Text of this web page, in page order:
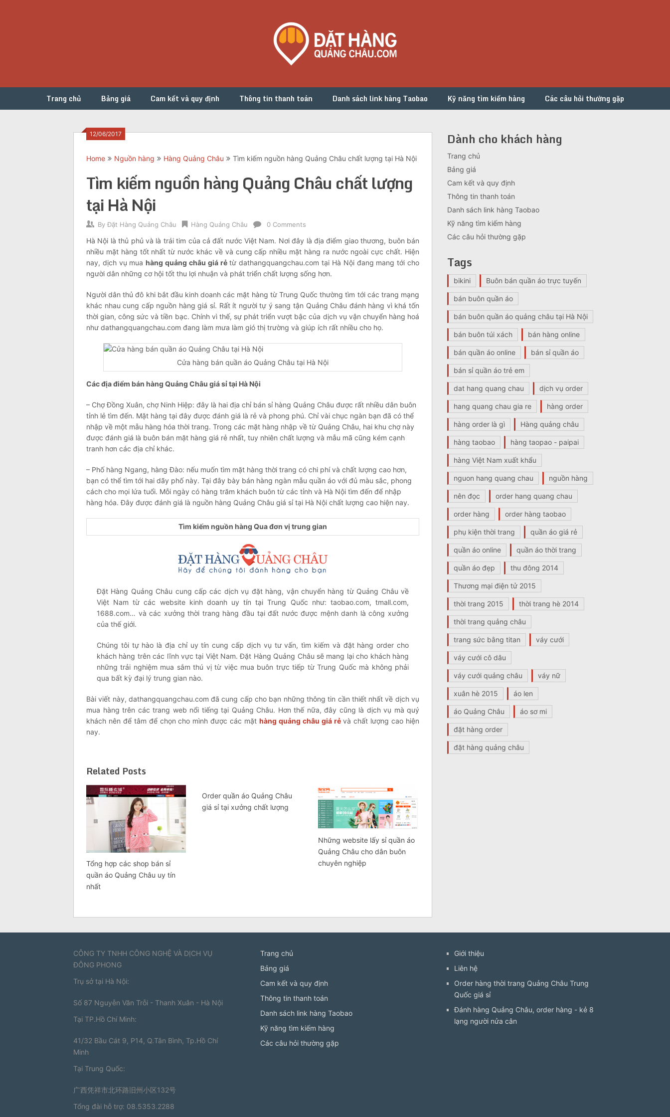
Trang chủ Bảng giá Cam kết và quy định Thông tin thanh toán Danh sách link hàng Taobao Kỹ năng tìm kiếm hàng Các câu hỏi thường gặp
12/06/2017
Home Nguồn hàng Hàng Quảng Châu Tìm kiếm nguồn hàng Quảng Châu chất lượng tại Hà Nội
Tìm kiếm nguồn hàng Quảng Châu chất lượng
tại Hà Nội
By Đặt Hàng Quảng Châu Hàng Quảng Châu 0 Comments
Hà Nội là thủ phủ và là trái tim của cả đất nước Việt Nam. Nơi đây là địa điểm giao thương, buôn bán
nhiều mặt hàng tốt nhất từ nước khác về và cung cấp nhiều mặt hàng ra nước ngoài cực chất. Hiện
nay, dịch vụ muahàng quảng châu giá rẻtừ dathangquangchau.com tại Hà Nội đang mang tới cho
người dân những cơ hội tốt thu lợi nhuận và phát triển chất lượng sống hơn.
Người dân thủ đô khi bắt đầu kinh doanh các mặt hàng từ Trung Quốc thường tìm tới các trang mạng
khác nhau cung cấp nguồn hàng giá sỉ. Rất ít người tự ý sang tận Quảng Châu đánh hàng vì khá tốn
thời gian, công sức và tiền bạc. Chính vì thế, sự phát triển vượt bậc của dịch vụ vận chuyển hàng hoá
như dathangquangchau.com đang làm mưa làm gió thị trường và giúp ích rất nhiều cho họ.
Cửa hàng bán quần áo Quảng Châu tại Hà Nội
Các địa điểm bán hàng Quảng Châu giá sỉ tại Hà Nội
– Chợ Đồng Xuân, chợ Ninh Hiệp: đây là hai địa chỉ bán sỉ hàng Quảng Châu được rất nhiều dân buôn
tỉnh lẻ tìm đến. Mặt hàng tại đây được đánh giá là rẻ và phong phú. Chỉ vài chục ngàn bạn đã có thể
nhập về một mẫu hàng hóa thời trang. Trong các mặt hàng nhập về từ Quảng Châu, hai khu chợ này
được đánh giá là buôn bán mặt hàng giá rẻ nhất, tuy nhiên chất lượng và mẫu mã cũng kém cạnh
tranh hơn các địa chỉ khác.
– Phố hàng Ngang, hàng Đào: nếu muốn tìm mặt hàng thời trang có chi phí và chất lượng cao hơn,
bạn có thể tìm tới hai dãy phố này. Tại đây bày bán hàng ngàn mẫu quần áo với đủ màu sắc, phong
cách cho mọi lứa tuổi. Mỗi ngày có hàng trăm khách buôn từ các tỉnh và Hà Nội tìm đến để nhập
hàng hóa. Đây được đánh giá là nguồn hàng Quảng Châu giá sỉ tại Hà Nội chất lượng cao hiện nay.
Tìm kiếm nguồn hàng Qua đơn vị trung gian
Đặt Hàng Quảng Châu cung cấp các dịch vụ đặt hàng, vận chuyển hàng từ Quảng Châu về
Việt Nam từ các website kinh doanh uy tín tại Trung Quốc như: taobao.com, tmall.com,
1688.com… và các xưởng thời trang hàng đầu tại đất nước được mệnh danh là công xưởng
của thế giới.
Chúng tôi tự hào là địa chỉ uy tín cung cấp dịch vụ tư vấn, tìm kiếm và đặt hàng order cho
khách hàng trên các lĩnh vực tại Việt Nam. Đặt Hàng Quảng Châu sẽ mang lại cho khách hàng
những trải nghiệm mua sắm thú vị từ việc mua buôn trực tiếp từ Trung Quốc mà không phải
qua bất kỳ đại lý trung gian nào.
Bài viết này, dathangquangchau.com đã cung cấp cho bạn những thông tin cần thiết nhất về dịch vụ
mua hàng trên các trang web nổi tiếng tại Quảng Châu. Hơn thế nữa, đây cũng là dịch vụ mà quý
khách nên để tâm để chọn cho mình được các mặt hàng quảng châu giá rẻvà chất lượng cao hiện
nay.
Related Posts
Tổng hợp các shop bán sỉ
quần áo Quảng Châu uy tín
nhất
Order quần áo Quảng Châu
giá sỉ tại xưởng chất lượng
Những website lấy sỉ quần áo
Quảng Châu cho dân buôn
chuyên nghiệp
Dành cho khách hàng
Trang chủ
Bảng giá
Cam kết và quy định
Thông tin thanh toán
Danh sách link hàng Taobao
Kỹ năng tìm kiếm hàng
Các câu hỏi thường gặp
Tags
bikini Buôn bán quần áo trực tuyến
bán buôn quần áo
bán buôn quần áo quảng châu tại Hà Nội
bán buôn túi xách bán hàng online
bán quần áo online bán sỉ quần áo
bán sỉ quần áo trẻ em
dat hang quang chau dịch vụ order
hang quang chau gia re hàng order
hàng order là gì Hàng quảng châu
hàng taobao hàng taopao - paipai
hàng Việt Nam xuất khẩu
nguon hang quang chau nguồn hàng
nên đọc order hang quang chau
order hàng order hàng taobao
phụ kiện thời trang quần áo giá rẻ
quần áo online quần áo thời trang
quần áo đẹp thu đông 2014
Thương mại điện tử 2015
thời trang 2015 thời trang hè 2014
thời trang quảng châu
trang sức bằng titan váy cưới
váy cưới cô dâu
váy cưới quảng châu váy nữ
xuân hè 2015 áo len
áo Quảng Châu áo sơ mi
đặt hàng order
đặt hàng quảng châu
CÔNG TY TNHH CÔNG NGHỆ VÀ DỊCH VỤ
ĐÔNG PHONG
Trụ sở tại Hà Nội:
Số 87 Nguyễn Văn Trỗi - Thanh Xuân - Hà Nội
Tại TP.Hồ Chí Minh:
41/32 Bầu Cát 9, P14, Q.Tân Bình, Tp.Hồ Chí
Minh
Tại Trung Quốc:
广西凭祥市北环路旧州小区132号
Tổng đài hỗ trợ: 08.5353.2288
Trang chủ
Bảng giá
Cam kết và quy định
Thông tin thanh toán
Danh sách link hàng Taobao
Kỹ năng tìm kiếm hàng
Các câu hỏi thường gặp
Giới thiệu
Liên hệ
Order hàng thời trang Quảng Châu Trung
Quốc giá sỉ
Đánh hàng Quảng Châu, order hàng - kẻ 8
lạng người nửa cân